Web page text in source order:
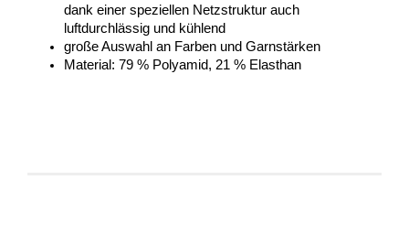
dank einer speziellen Netzstruktur auch
luftdurchlässig und kühlend
große Auswahl an Farben und Garnstärken
Material: 79 % Polyamid, 21 % Elasthan